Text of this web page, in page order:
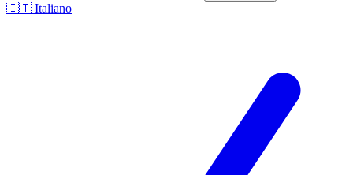
🇮🇹 Italiano